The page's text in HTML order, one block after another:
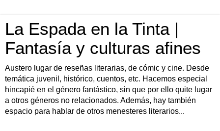
La Espada en la Tinta |
Fantasía y culturas afines
Austero lugar de reseñas literarias, de cómic y cine. Desde
temática juvenil, histórico, cuentos, etc. Hacemos especial
hincapié en el género fantástico, sin que por ello quite lugar
a otros géneros no relacionados. Además, hay también
espacio para hablar de otros menesteres literarios...